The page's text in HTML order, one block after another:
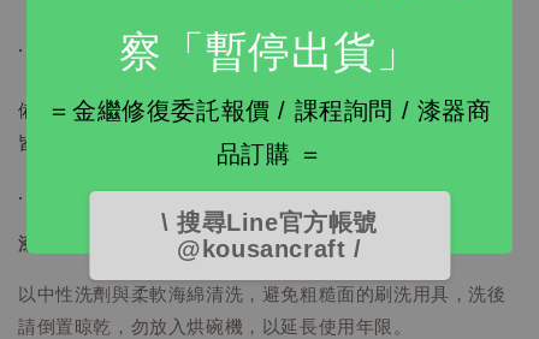
察「暫停出貨」
＝金繼修復委託報價 / 課程詢問 / 漆器商
品訂購 ＝
\ 搜尋Line官方帳號
@kousancraft /
.
備註：器皿以原生木材製作，每一只木紋、木結、生長故事
皆不同，造就其不同的外觀樣貌，不影響其功能性。
.
漆器的保養清潔方式
以中性洗劑與柔軟海綿清洗，避免粗糙面的刷洗用具，洗後
請倒置晾乾，勿放入烘碗機，以延長使用年限。